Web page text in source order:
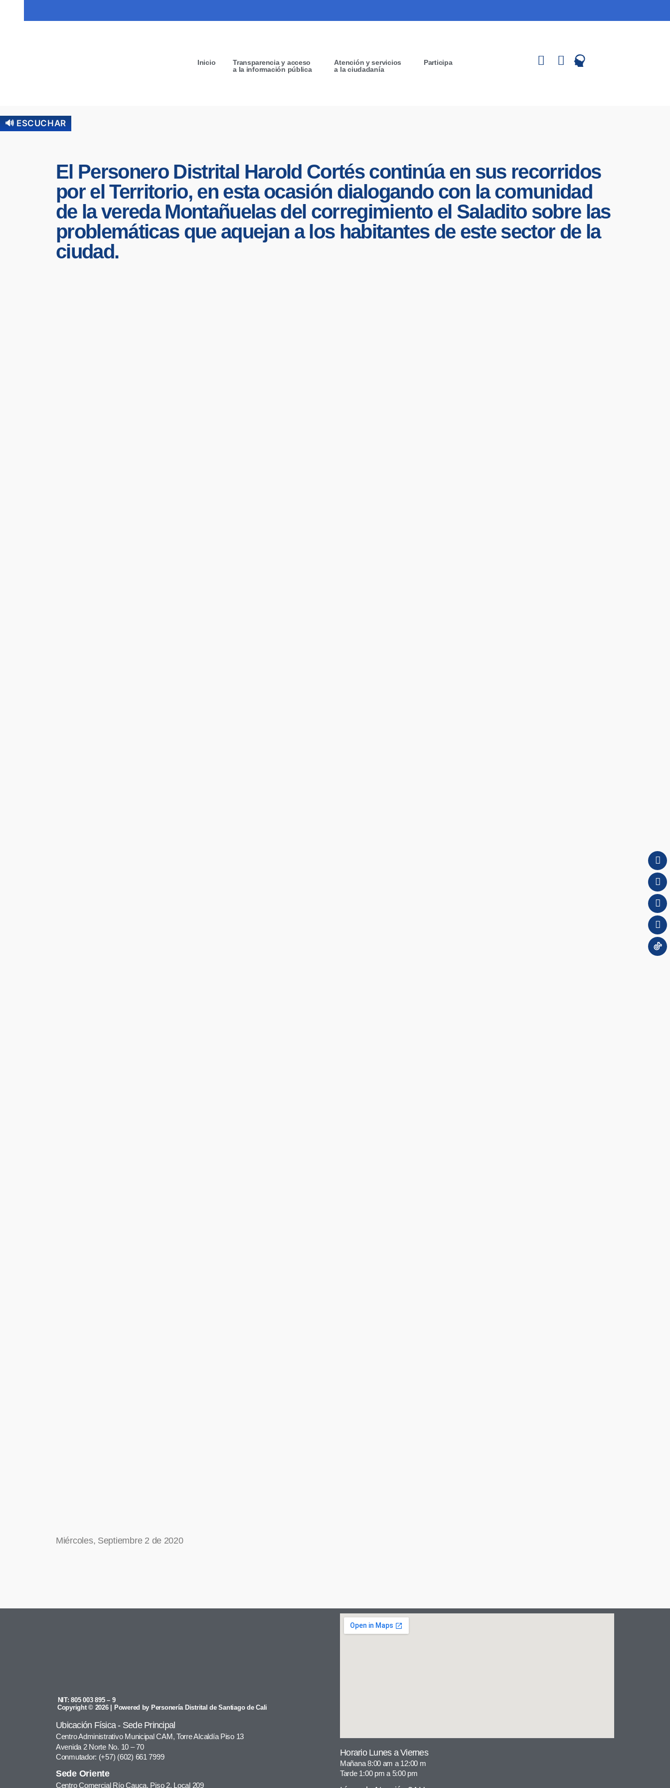
Inicio
Transparencia y acceso
a la información pública
Atención y servicios
a la ciudadanía
Participa
🔊 ESCUCHAR
El Personero Distrital Harold Cortés continúa en sus recorridos
por el Territorio, en esta ocasión dialogando con la comunidad
de la vereda Montañuelas del corregimiento el Saladito sobre las
problemáticas que aquejan a los habitantes de este sector de la
ciudad.
Miércoles, Septiembre 2 de 2020
NIT: 805 003 895 – 9
Copyright © 2026 | Powered by Personería Distrital de Santiago de Cali
Ubicación Física - Sede Principal
Centro Administrativo Municipal CAM, Torre Alcaldía Piso 13
Avenida 2 Norte No. 10 – 70
Conmutador: (+57) (602) 661 7999
Sede Oriente
Centro Comercial Río Cauca, Piso 2, Local 209
Horario Lunes a Viernes
Mañana 8:00 am a 12:00 m
Tarde 1:00 pm a 5:00 pm